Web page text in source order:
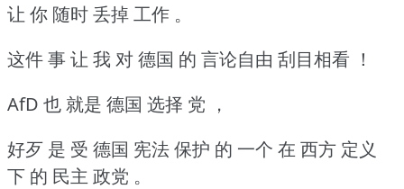
让 你 随时 丢掉 工作 。
这件 事 让 我 对 德国 的 言论自由 刮目相看 ！
AfD 也 就是 德国 选择 党 ，
好歹 是 受 德国 宪法 保护 的 一个 在 西方 定义
下 的 民主 政党 。